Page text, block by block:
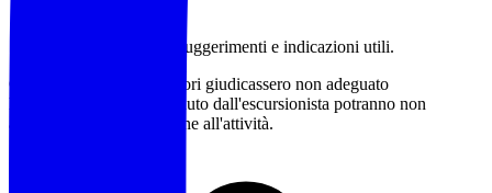
Sono a disposizione per suggerimenti e indicazioni utili.
Qualora gli accompagnatori giudicassero non adeguato
l'equipaggiamento posseduto dall'escursionista potranno non
accettarne la partecipazione all'attività.